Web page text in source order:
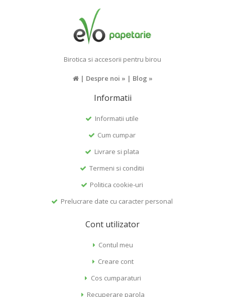
Birotica si accesorii pentru birou
| Despre noi » | Blog »
Informatii
Informatii utile
Cum cumpar
Livrare si plata
Termeni si conditii
Politica cookie-uri
Prelucrare date cu caracter personal
Cont utilizator
Contul meu
Creare cont
Cos cumparaturi
Recuperare parola